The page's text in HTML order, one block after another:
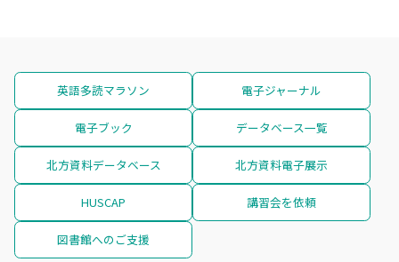
英語多読マラソン 電子ジャーナル
電子ブック データベース一覧
北方資料データベース 北方資料電子展示
HUSCAP 講習会を依頼
図書館へのご支援